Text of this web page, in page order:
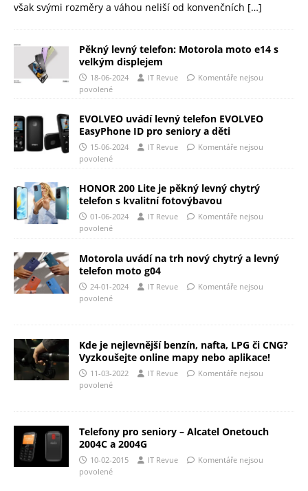
však svými rozměry a váhou neliší od konvenčních […]
Pěkný levný telefon: Motorola moto e14 s
velkým displejem
18-06-2024 IT Revue
Komentáře nejsou
povolené
EVOLVEO uvádí levný telefon EVOLVEO
EasyPhone ID pro seniory a děti
15-06-2024 IT Revue
Komentáře nejsou
povolené
HONOR 200 Lite je pěkný levný chytrý
telefon s kvalitní fotovýbavou
01-06-2024 IT Revue
Komentáře nejsou
povolené
Motorola uvádí na trh nový chytrý a levný
telefon moto g04
24-01-2024 IT Revue
Komentáře nejsou
povolené
Kde je nejlevnější benzín, nafta, LPG či CNG?
Vyzkoušejte online mapy nebo aplikace!
11-03-2022 IT Revue
Komentáře nejsou
povolené
Telefony pro seniory – Alcatel Onetouch
2004C a 2004G
10-02-2015 IT Revue
Komentáře nejsou
povolené